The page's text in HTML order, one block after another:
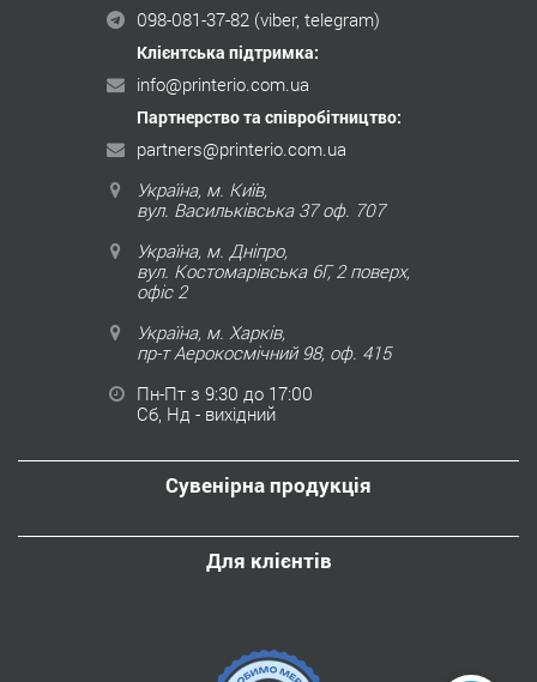
098-081-37-82 (viber, telegram)
Клієнтська підтримка:
info@printerio.com.ua
Партнерство та співробітництво:
partners@printerio.com.ua
Україна, м. Київ,
вул. Васильківська 37 оф. 707
Україна, м. Дніпро,
вул. Костомарівська 6Г, 2 поверх,
офіс 2
Україна, м. Харків,
пр-т Аерокосмічний 98, оф. 415
Пн-Пт з 9:30 до 17:00
Сб, Нд - вихідний
Сувенірна продукція
Для клієнтів